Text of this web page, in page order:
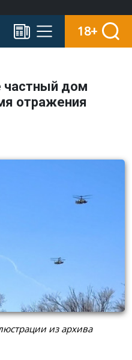
18+
частный дом
отражения
из архива